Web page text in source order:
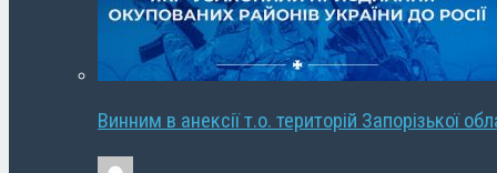
Винним в анексії т.о. територій Запорізької